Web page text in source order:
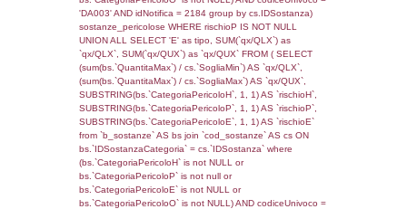
rofi.DescAltro FROM f_territori_limitrofi
cod_territori_tipologia ON
(f_territori_limitrofi.IDTipologiaTerritorio =
cod_territori_tipologia.IDTipologiaTerritorio)
(f_territori_limitrofi.IDTipoTerritorio =
cod_territori_tipologia.IDTerritorioTP)
(((f_territori_limitrofi.IDNotifica)=4691) AND
((f_territori_limitrofi.IDTipoTerritorio)=8)),
0.067691087722778